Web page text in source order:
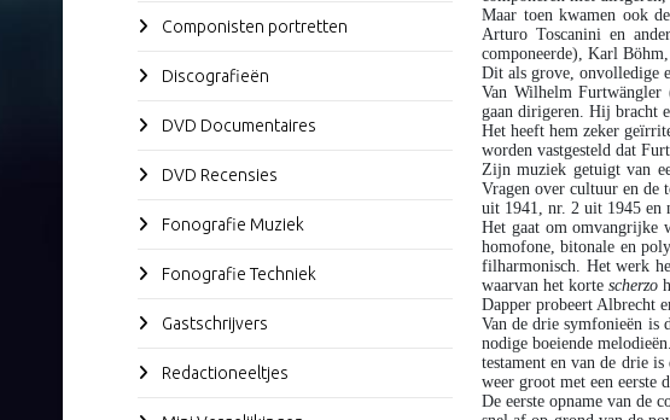
Componisten portretten
Discografieën
DVD Documentaires
DVD Recensies
Fonografie Muziek
Fonografie Techniek
Gastschrijvers
Redactioneeltjes
Maar toen kwamen ook
Arturo Toscanini en
componeerde), Karl
Dit als grove, onvolledige
Van Wilhelm Furtwängler
gaan dirigeren. Hij bracht
Het heeft hem zeker
worden vastgesteld dat
Zijn muziek getuigt van
Vragen over cultuur en de
uit 1941, nr. 2 uit 1945 en
Het gaat om omvangrijke
homofone, bitonale en
filharmonisch. Het werk
waarvan het korte scherzo
Dapper probeert Albrecht
Van de drie symfonieën is
nodige boeiende
testament en van de drie
weer groot met een eerste
De eerste opname van de